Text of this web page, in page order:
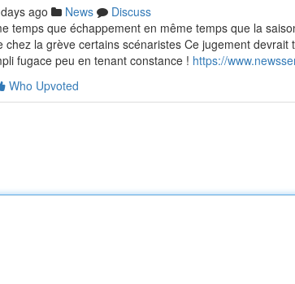
ago News
Discuss
temps que échappement en même temps que la
chez la grève certains scénaristes Ce jugement
fugace peu en tenant constance ! https://
Who Upvoted